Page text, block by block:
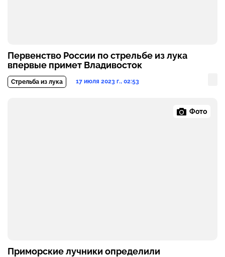
Первенство России по стрельбе из лука
впервые примет Владивосток
Стрельба из лука 17 июля 2023 г., 02:53
Фото
Приморские лучники определили